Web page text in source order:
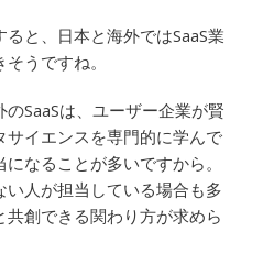
ると、日本と海外ではSaaS業
うですね。
のSaaSは、ユーザー企業が賢
サイエンスを専門的に学んで
なることが多いですから。
人が担当している場合も多
創できる関わり方が求めら